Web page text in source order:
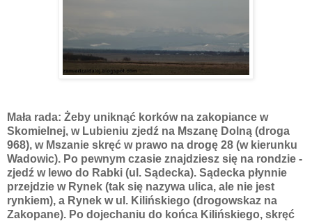
Mała rada: Żeby uniknąć korków na zakopiance w
Skomielnej, w Lubieniu zjedź na Mszanę Dolną (droga
968), w Mszanie skręć w prawo na drogę 28 (w kierunku
Wadowic). Po pewnym czasie znajdziesz się na rondzie -
zjedź w lewo do Rabki (ul. Sądecka). Sądecka płynnie
przejdzie w Rynek (tak się nazywa ulica, ale nie jest
rynkiem), a Rynek w ul. Kilińskiego (drogowskaz na
Zakopane). Po dojechaniu do końca Kilińskiego, skręć